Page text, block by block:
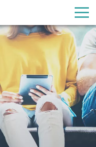
Passwort vergessen